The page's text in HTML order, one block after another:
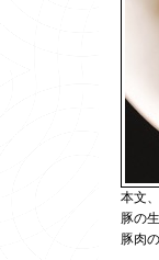
本文
豚の
豚肉